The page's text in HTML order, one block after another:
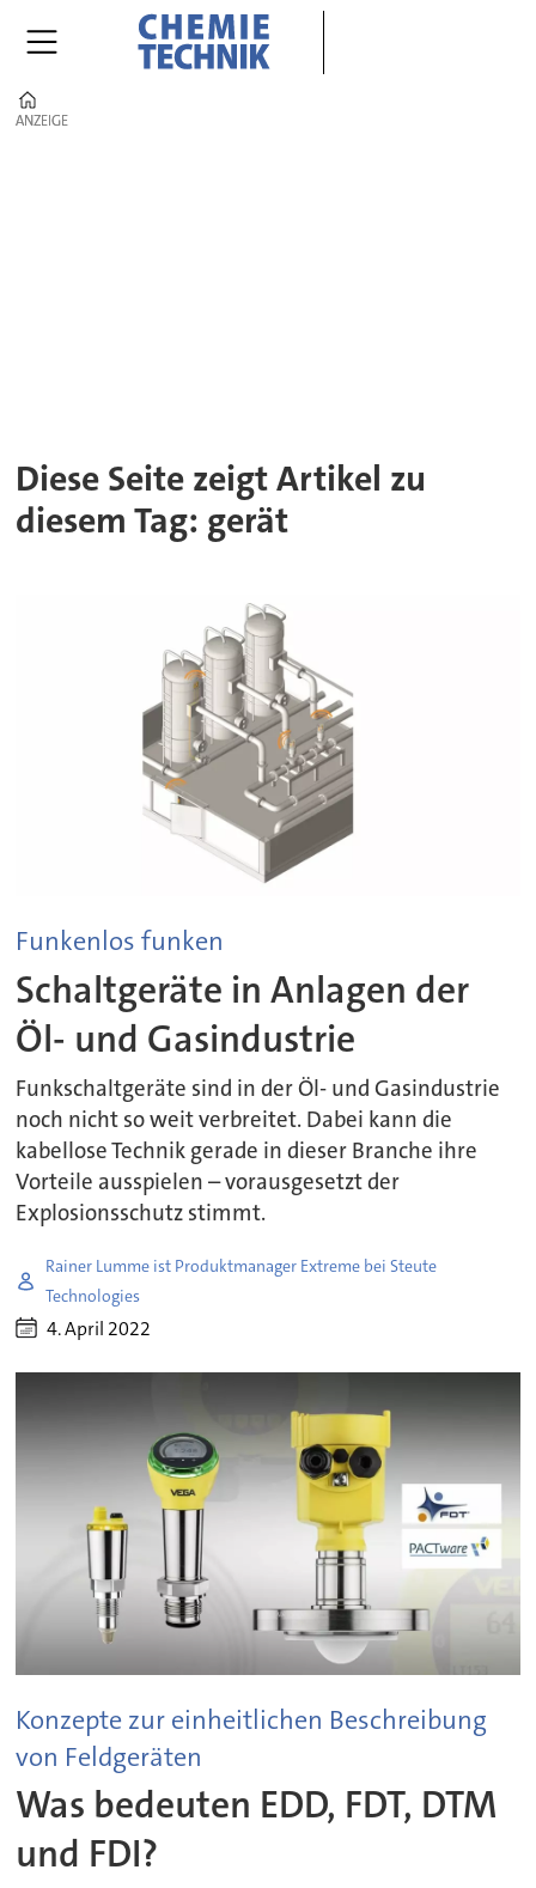
ANZEIGE
ANZEIGE
Diese Seite zeigt Artikel zu
diesem Tag: gerät
Funkenlos funken
Schaltgeräte in Anlagen der
Öl- und Gasindustrie
Funkschaltgeräte sind in der Öl- und Gasindustrie
noch nicht so weit verbreitet. Dabei kann die
kabellose Technik gerade in dieser Branche ihre
Vorteile ausspielen – vorausgesetzt der
Explosionsschutz stimmt.
Rainer Lumme ist Produktmanager Extreme bei Steute
Technologies
4. April 2022
Konzepte zur einheitlichen Beschreibung
von Feldgeräten
Was bedeuten EDD, FDT, DTM
und FDI?